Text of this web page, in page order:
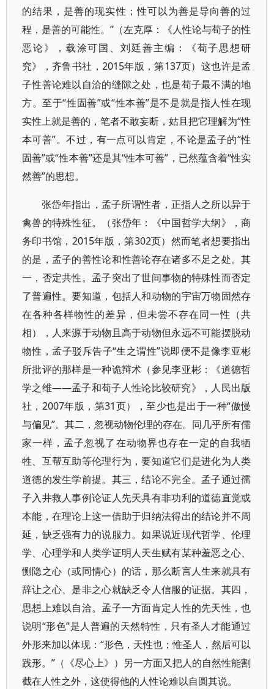
的结果，是善的现实性；性可以为善是导向善的过
程，是善的可能性。”（左克厚：《人性论与荀子的性
恶论》，载涂可国、刘廷善主编：《荀子思想研
究》，齐鲁书社，2015年版，第137页）这也许是孟
子性善论难以自洽的缝隙之处，也是荀子最不满的地
方。至于“性固善”或“性本善”是不是就是指人性在现
实性上就是善的，笔者不敢妄断，姑且把它理解为“性
本可善”。不过，有一点可以肯定，不论是孟子的“性
固善”或“性本善”还是其“性本可善”，已然蕴含着“性实
然善”的思想。
张岱年指出，孟子所谓性者，正指人之所以异于
禽兽的特殊性征。（张岱年：《中国哲学大纲》，商
务印书馆，2015年版，第302页）然而笔者想要指出
的是，孟子的善性论和性善论存在诸多不足之处。其
一，否定共性。孟子突出了世间事物的特殊性而否定
了普遍性。要知道，包括人和动物的宇宙万物固然存
在各种各样物性的差异，但未尝不存在同一性（共
相），人来源于动物且高于动物但永远不可能摆脱动
物性，孟子驳斥告子“生之谓性”说即便不是像李亚彬
所批评的那样是一种诡辩术（参见李亚彬：《道德哲
学之维——孟子和荀子人性论比较研究》，人民出版
社，2007年版，第31页），至少也是出于一种“傲慢
与偏见”。其二，忽视动物伦理的存在。同几乎所有儒
家一样，孟子忽视了在动物界也存在一定的自我牺
牲、互帮互助等伦理行为，要知道它们是进化为人类
道德的发生学前提。其三，结论不完全。孟子通过孺
子入井救人事例论证人先天具有非功利的道德直觉或
本能，在理论上这一借助于归纳法得出的结论并不周
延，缺乏强有力的说服力。如果说近现代哲学、伦理
学、心理学和人类学证明人天生赋有某种羞恶之心、
恻隐之心（或同情心）的话，那么断言人生来就具有
辞让之心、是非之心就缺乏令人信服的证据。其四，
思想上难以自洽。孟子一方面肯定人性的先天性，也
说明“形色”是人普遍的天然特性，只有圣人才能通过
外形来加以体现：“形色，天性也；惟圣人，然后可以
践形。”（《尽心上》）另一方面又把人的自然性能割
截在人性之外，这使得他的人性论难以自圆其说。